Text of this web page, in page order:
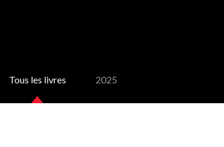
Tous les livres 2025